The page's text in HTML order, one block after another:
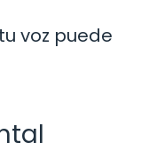
voz puede